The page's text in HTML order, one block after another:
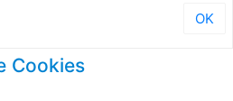
OK
Cookies